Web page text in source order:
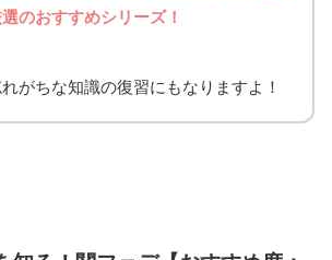
のおすすめシリーズ！
がちな知識の復習にもなりますよ！